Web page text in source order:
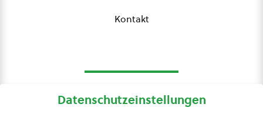
Kontakt
Datenschutzeinstellungen